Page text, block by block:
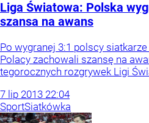
Liga Światowa: Polska
szansa na awans
Po wygranej 3:1 polscy
Polacy zachowali szansę na
tegorocznych rozgrywek Ligi
7 lip 2013 22:04
SportSiatkówka